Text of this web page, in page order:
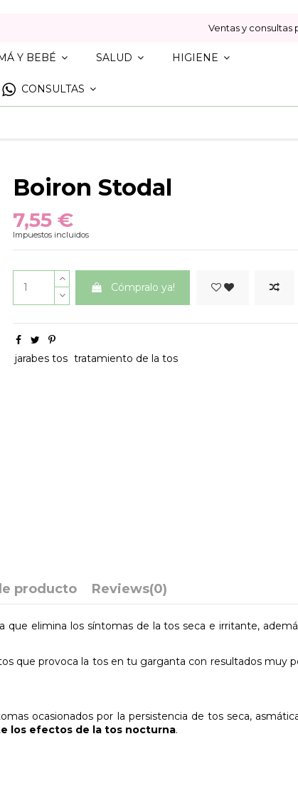
Ventas y consultas
Y BEBÉ SALUD HIGIENE
CONSULTAS
Boiron Stodal
7,55 €
Impuestos incluidos
Cómpralo ya!
jarabes tos tratamiento de la tos
producto Reviews(0)
elimina los síntomas de la tos seca e irritante,
que provoca la tos en tu garganta con resultados muy
ocasionados por la persistencia de tos seca,
los efectos de la tos nocturna.